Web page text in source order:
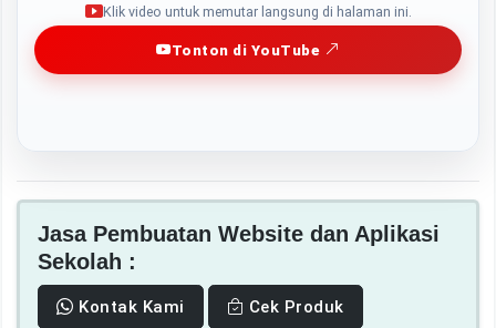
Klik video untuk memutar langsung di halaman ini.
Tonton di YouTube
Jasa Pembuatan Website dan Aplikasi
Sekolah :
Kontak Kami Cek Produk